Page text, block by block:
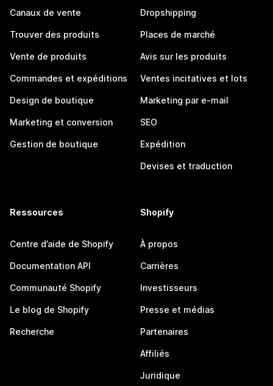
Canaux de vente
Trouver des produits
Vente de produits
Commandes et expéditions
Design de boutique
Marketing et conversion
Gestion de boutique
Dropshipping
Places de marché
Avis sur les produits
Ventes incitatives et lots
Marketing par e-mail
SEO
Expédition
Devises et traduction
Ressources
Centre d’aide de Shopify
Documentation API
Communauté Shopify
Le blog de Shopify
Recherche
Shopify
À propos
Carrières
Investisseurs
Presse et médias
Partenaires
Affiliés
Juridique